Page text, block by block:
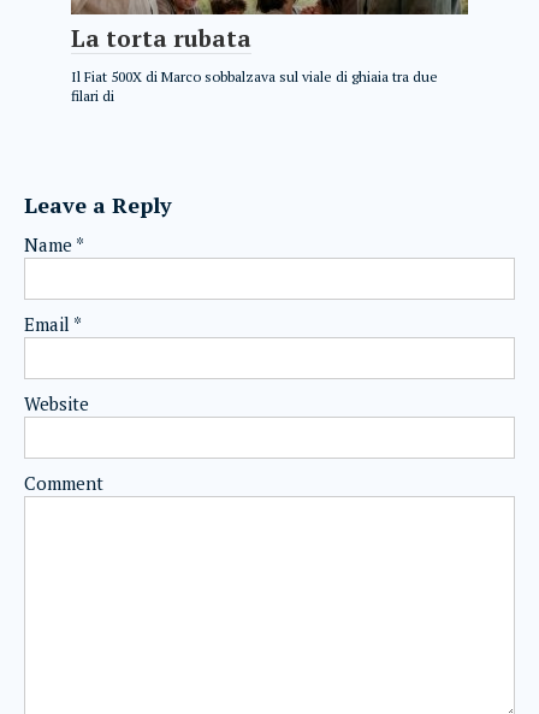
La torta rubata
Il Fiat 500X di Marco sobbalzava sul viale di ghiaia tra due
filari di
Leave a Reply
Name *
Email *
Website
Comment